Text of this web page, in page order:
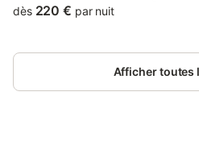
Mansgolfier Golf Club, as well as
dès 220 € par nuit
Afficher toutes